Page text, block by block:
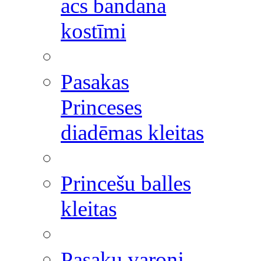
acs bandana
kostīmi
Pasakas
Princeses
diadēmas kleitas
Princešu balles
kleitas